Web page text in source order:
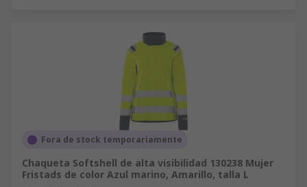
Fora de stock temporariamente
Chaqueta Softshell de alta visibilidad 130238 Mujer
Fristads de color Azul marino, Amarillo, talla L